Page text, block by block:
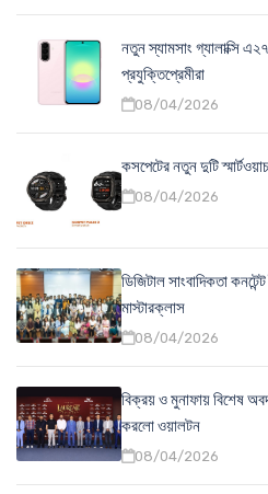
নতুন স্যামসাং গ্যালাক্সি
প্রযুক্তিপ্রেমীরা
08/04/2026
কসপেটের নতুন দুটি
08/04/2026
ডিজিটাল সাংবাদিকতা
মাস্টারক্লাস
08/04/2026
বিক্রয় ও মুনাফায় বিশেষ
করলো ওয়ালটন
08/04/2026